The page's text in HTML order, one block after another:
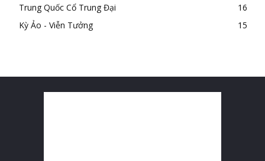
Trung Quốc Cổ Trung Đại
16
Kỳ Ảo - Viễn Tưởng
15